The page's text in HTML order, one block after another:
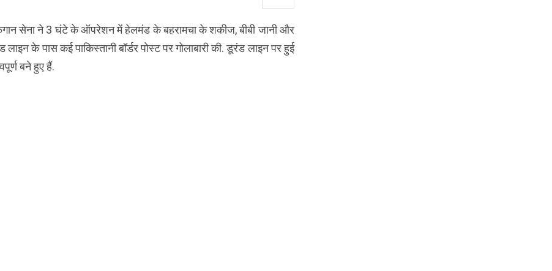
सेना ने 3 घंटे के ऑपरेशन में हेलमंड के बहरामचा के शकीज, बीबी जानी और
के पास कई पाकिस्तानी बॉर्डर पोस्ट पर गोलाबारी की. डूरंड लाइन पर हुई
बने हुए हैं.